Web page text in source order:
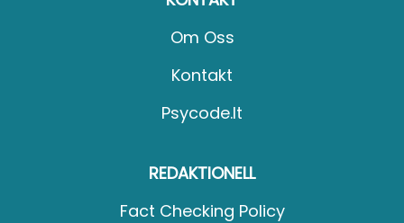
Om Oss
Kontakt
Psycode.it
REDAKTIONELL
Fact Checking Policy